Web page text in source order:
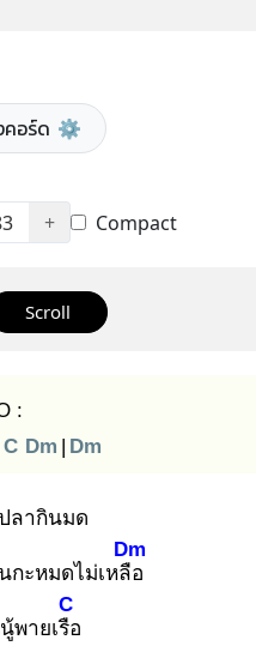
คอร์ด ⚙️
+ Compact
Scroll
:
C Dm | Dm
ลากินมด
กะหมดไม่เหลือ
Dm
ายเรือ
C